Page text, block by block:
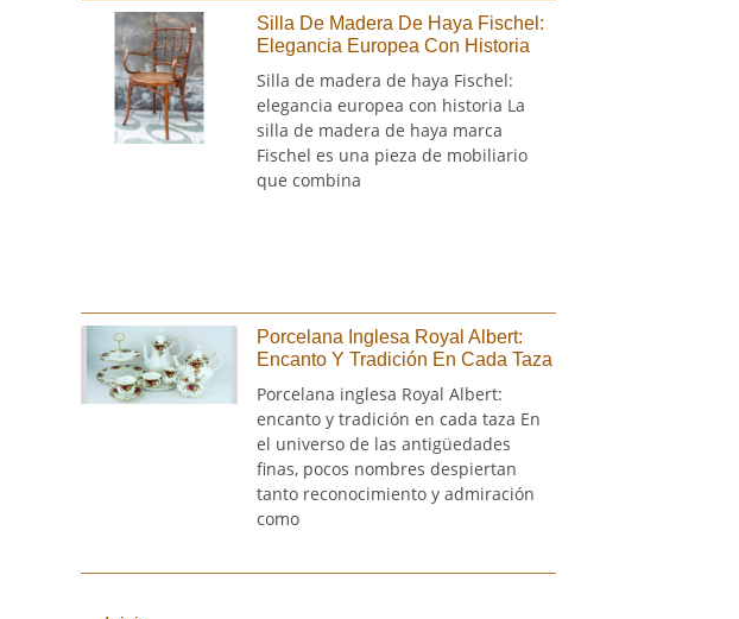
Silla De Madera De Haya Fischel:
Elegancia Europea Con Historia
Silla de madera de haya Fischel:
elegancia europea con historia La
silla de madera de haya marca
Fischel es una pieza de mobiliario
que combina
Porcelana Inglesa Royal Albert:
Encanto Y Tradición En Cada Taza
Porcelana inglesa Royal Albert:
encanto y tradición en cada taza En
el universo de las antigüedades
finas, pocos nombres despiertan
tanto reconocimiento y admiración
como